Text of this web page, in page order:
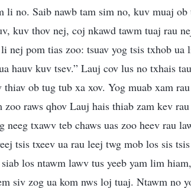
li no. Saib nawb tam sim no, kuv muaj
kuv thov nej, coj nkawd tawm tuaj rau
nej pom tias zoo: tsuav yog tsis txhob
hauv kuv tsev.” Lauj cov lus no txhais
ob tug tub xa xov. Yog muab xam
zoo raws qhov Lauj hais thiab zam kev
neeg txawv teb chaws uas zoo heev rau
tsis txeev ua rau leej twg mob los sis
los ntawm lawv tus yeeb yam lim
siv zog ua kom nws loj tuaj. Ntawm no